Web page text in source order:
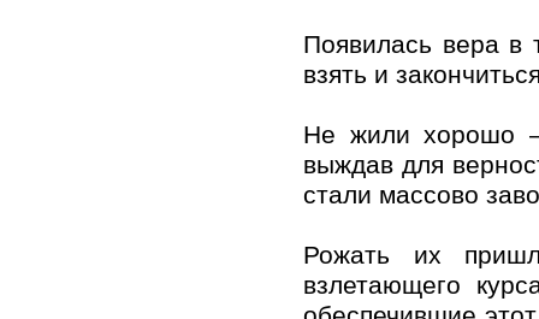
Появилась вера в
взять и
Не жили хорошо
выждав для
стали массово
Рожать их
взлетающего